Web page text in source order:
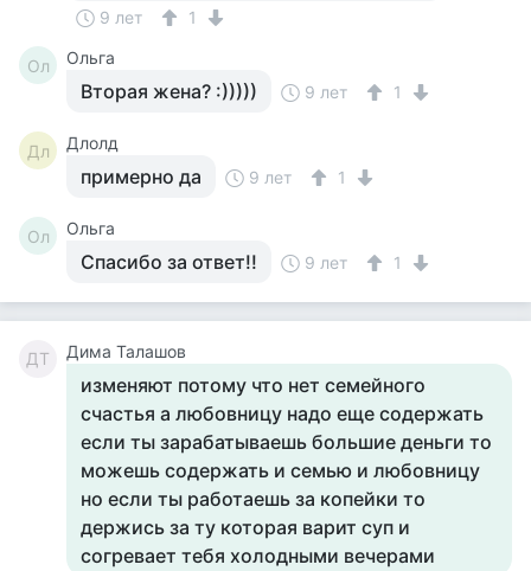
9 лет 1
Ол Ольга
Вторая жена? :))))) 9 лет 1
Дл Длолд
примерно да 9 лет 1
Ол Ольга
Спасибо за ответ!! 9 лет 1
ДТ Дима Талашов
изменяют потому что нет семейного
счастья а любовницу надо еще содержать
если ты зарабатываешь большие деньги то
можешь содержать и семью и любовницу
но если ты работаешь за копейки то
держись за ту которая варит суп и
согревает тебя холодными вечерами